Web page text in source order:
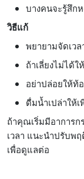
บางคนจะรู้สึก
วิธีแก้
พยายามจัดเว
ถ้าเลี่ยงไม่ได้
อย่าปล่อยให้ท้
ดื่มน้ำเปล่าให้
ถ้าคุณเริ่มมีอาการก
เวลา แนะนำปรับพ
เพื่อดูแลต่อ